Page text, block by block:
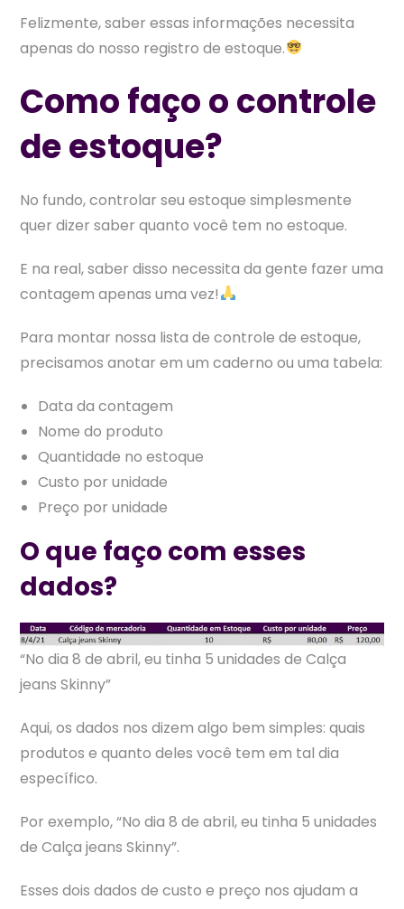
Felizmente, saber essas informações necessita
apenas do nosso registro de estoque.
Como faço o controle
de estoque?
No fundo, controlar seu estoque simplesmente
quer dizer saber quanto você tem no estoque.
E na real, saber disso necessita da gente fazer uma
contagem apenas uma vez!
Para montar nossa lista de controle de estoque,
precisamos anotar em um caderno ou uma tabela:
Data da contagem
Nome do produto
Quantidade no estoque
Custo por unidade
Preço por unidade
O que faço com esses
dados?
“No dia 8 de abril, eu tinha 5 unidades de Calça
jeans Skinny”
Aqui, os dados nos dizem algo bem simples: quais
produtos e quanto deles você tem em tal dia
específico.
Por exemplo, “No dia 8 de abril, eu tinha 5 unidades
de Calça jeans Skinny”.
Esses dois dados de custo e preço nos ajudam a